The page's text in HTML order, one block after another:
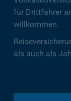
für Drittfahrer
willkommen.
als auch als